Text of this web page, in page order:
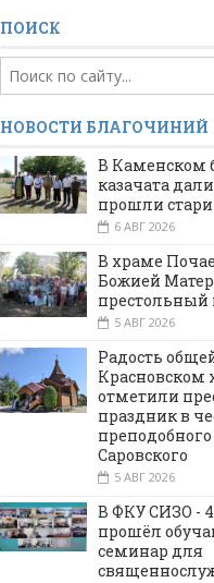
ПОИСК
НОВОСТИ БЛАГОЧИНИЙ
В Каменском
казачата
прошли
6 АВГ 2026
В храме
Божией
престольный
5 АВГ 2026
Радость
Красновском
отметили
праздник в
Саровского
5 АВГ 2026
В ФКУ СИЗО -
прошёл
семинар для